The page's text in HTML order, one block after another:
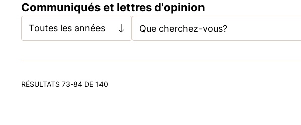
Communiqués et lettres d'opinion
Toutes les années
RÉSULTATS 73-84 DE 140